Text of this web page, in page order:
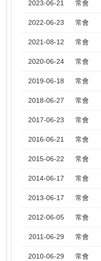
2023-06-21 常會
2022-06-23 常會
2021-08-12 常會
2020-06-24 常會
2019-06-18 常會
2018-06-27 常會
2017-06-23 常會
2016-06-21 常會
2015-06-22 常會
2014-06-17 常會
2013-06-17 常會
2012-06-05 常會
2011-06-29 常會
2010-06-29 常會